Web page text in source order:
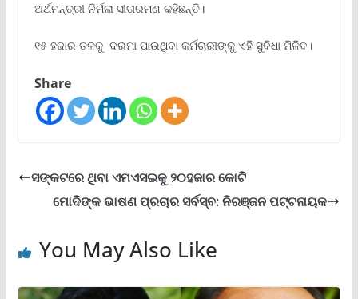
ଅର୍ଥମନ୍ତ୍ରୀ ନିର୍ମଳା ସୀତାରମଣ କହିଛନ୍ତି।
୧୫ ହଜାର ତଳକୁ ଦରମା ପାଉଥିବା କର୍ମଚାରୀଙ୍କୁ ଏହି ସୁବିଧା ମିଳିବ।
Share
ସଙ୍କଟରେ ଥିବା ଏମଏସଇକୁ ୨୦ହଜାର କୋଟି
ମୋଦିଙ୍କ ଭାଷଣ ପ୍ରଚାର ସର୍ବସ୍ବ: ନିରଞ୍ଜନ ପଟ୍ଟନାୟକ
You May Also Like